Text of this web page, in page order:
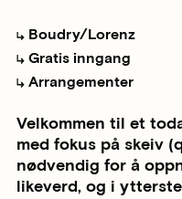
Boudry/Lorenz
Gratis inngang
Arrangementer
Velkommen til et
med fokus på skeiv
nødvendig for å
likeverd, og i